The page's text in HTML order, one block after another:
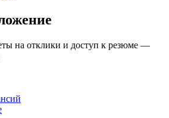
на отклики и доступ к резюме —